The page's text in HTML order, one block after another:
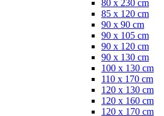
80 x 230 cm
85 x 120 cm
90 x 90 cm
90 x 105 cm
90 x 120 cm
90 x 130 cm
100 x 130 cm
110 x 170 cm
120 x 130 cm
120 x 160 cm
120 x 170 cm